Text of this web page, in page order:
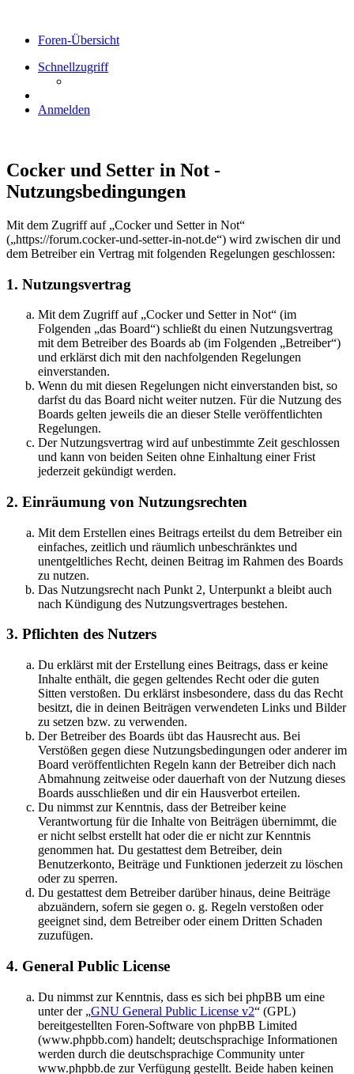
Foren-Übersicht
Schnellzugriff
Anmelden
Cocker und Setter in Not -
Nutzungsbedingungen
Mit dem Zugriff auf „Cocker und Setter in Not“
(„https://forum.cocker-und-setter-in-not.de“) wird zwischen dir und
dem Betreiber ein Vertrag mit folgenden Regelungen geschlossen:
1. Nutzungsvertrag
Mit dem Zugriff auf „Cocker und Setter in Not“ (im
Folgenden „das Board“) schließt du einen Nutzungsvertrag
mit dem Betreiber des Boards ab (im Folgenden „Betreiber“)
und erklärst dich mit den nachfolgenden Regelungen
einverstanden.
Wenn du mit diesen Regelungen nicht einverstanden bist, so
darfst du das Board nicht weiter nutzen. Für die Nutzung des
Boards gelten jeweils die an dieser Stelle veröffentlichten
Regelungen.
Der Nutzungsvertrag wird auf unbestimmte Zeit geschlossen
und kann von beiden Seiten ohne Einhaltung einer Frist
jederzeit gekündigt werden.
2. Einräumung von Nutzungsrechten
Mit dem Erstellen eines Beitrags erteilst du dem Betreiber ein
einfaches, zeitlich und räumlich unbeschränktes und
unentgeltliches Recht, deinen Beitrag im Rahmen des Boards
zu nutzen.
Das Nutzungsrecht nach Punkt 2, Unterpunkt a bleibt auch
nach Kündigung des Nutzungsvertrages bestehen.
3. Pflichten des Nutzers
Du erklärst mit der Erstellung eines Beitrags, dass er keine
Inhalte enthält, die gegen geltendes Recht oder die guten
Sitten verstoßen. Du erklärst insbesondere, dass du das Recht
besitzt, die in deinen Beiträgen verwendeten Links und Bilder
zu setzen bzw. zu verwenden.
Der Betreiber des Boards übt das Hausrecht aus. Bei
Verstößen gegen diese Nutzungsbedingungen oder anderer im
Board veröffentlichten Regeln kann der Betreiber dich nach
Abmahnung zeitweise oder dauerhaft von der Nutzung dieses
Boards ausschließen und dir ein Hausverbot erteilen.
Du nimmst zur Kenntnis, dass der Betreiber keine
Verantwortung für die Inhalte von Beiträgen übernimmt, die
er nicht selbst erstellt hat oder die er nicht zur Kenntnis
genommen hat. Du gestattest dem Betreiber, dein
Benutzerkonto, Beiträge und Funktionen jederzeit zu löschen
oder zu sperren.
Du gestattest dem Betreiber darüber hinaus, deine Beiträge
abzuändern, sofern sie gegen o. g. Regeln verstoßen oder
geeignet sind, dem Betreiber oder einem Dritten Schaden
zuzufügen.
4. General Public License
Du nimmst zur Kenntnis, dass es sich bei phpBB um eine
unter der „GNU General Public License v2“ (GPL)
bereitgestellten Foren-Software von phpBB Limited
(www.phpbb.com) handelt; deutschsprachige Informationen
werden durch die deutschsprachige Community unter
www.phpbb.de zur Verfügung gestellt. Beide haben keinen